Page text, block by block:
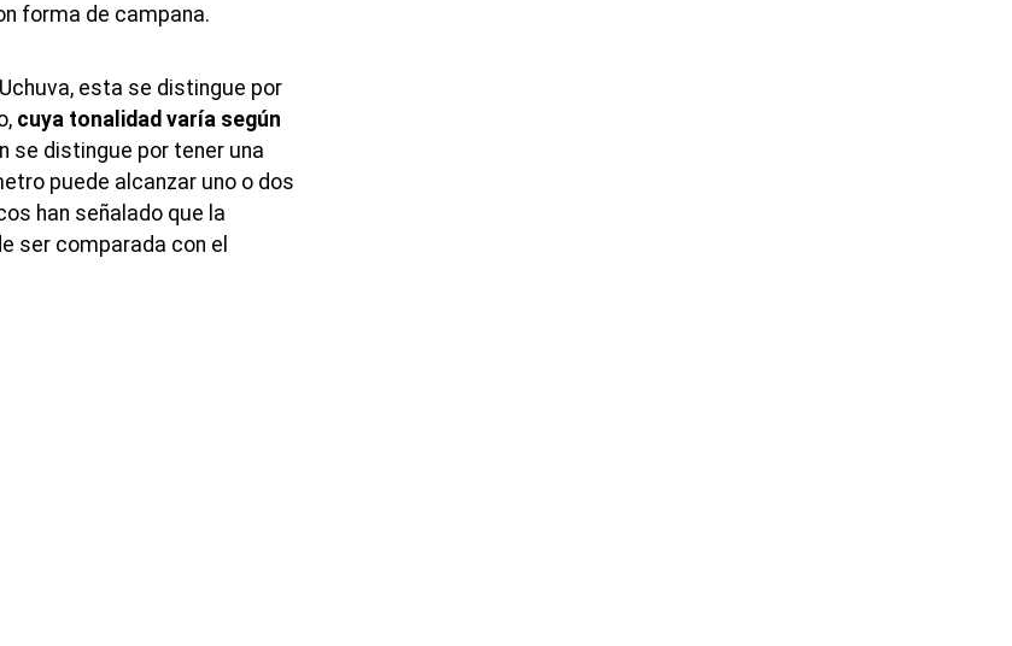
forma de campana.
esta se distingue por
cuya tonalidad varía según
se distingue por tener una
puede alcanzar uno o dos
han señalado que la
ser comparada con el